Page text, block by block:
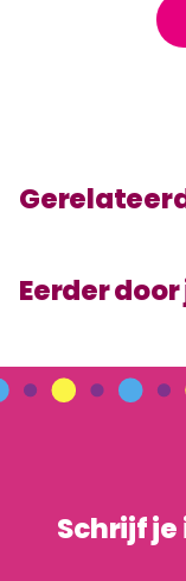
Eerder
Schrijf je